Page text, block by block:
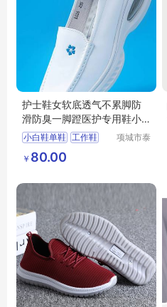
护士鞋女软底透气不累脚防
滑防臭一脚蹬医护专用鞋小
白鞋单鞋
小白鞋单鞋 工作鞋
护士鞋女
项城市泰
￥ 80.00